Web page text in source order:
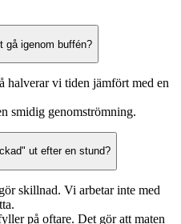
gå igenom buffén?
halverar vi tiden jämfört med en
smidig genomströmning.
ut efter en stund?
skillnad. Vi arbetar inte med
på oftare. Det gör att maten